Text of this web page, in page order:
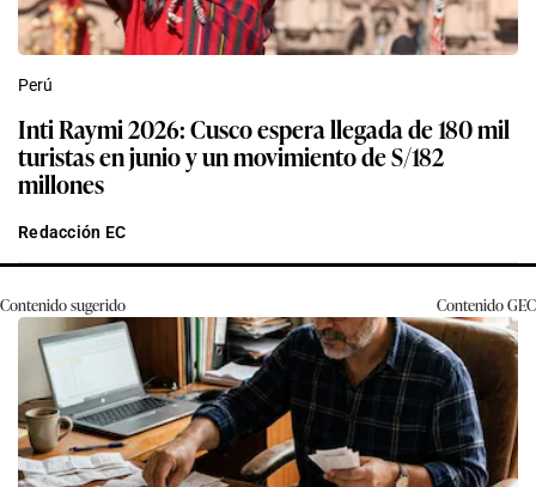
Perú
Inti Raymi 2026: Cusco espera llegada de 180 mil
turistas en junio y un movimiento de S/182
millones
Redacción EC
Contenido sugerido ContenidoGEC